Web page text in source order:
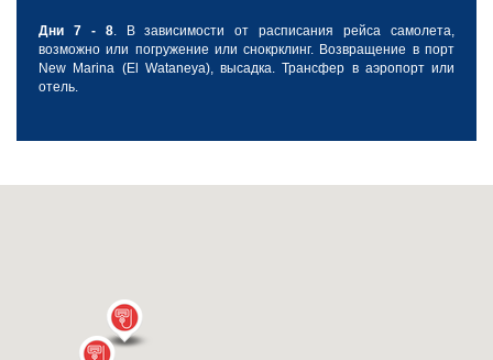
Дни 7 - 8. В зависимости от расписания рейса самолета,
возможно или погружение или снокрклинг. Возвращение в порт
New Marina (El Wataneya), высадка. Трансфер в аэропорт или
отель.